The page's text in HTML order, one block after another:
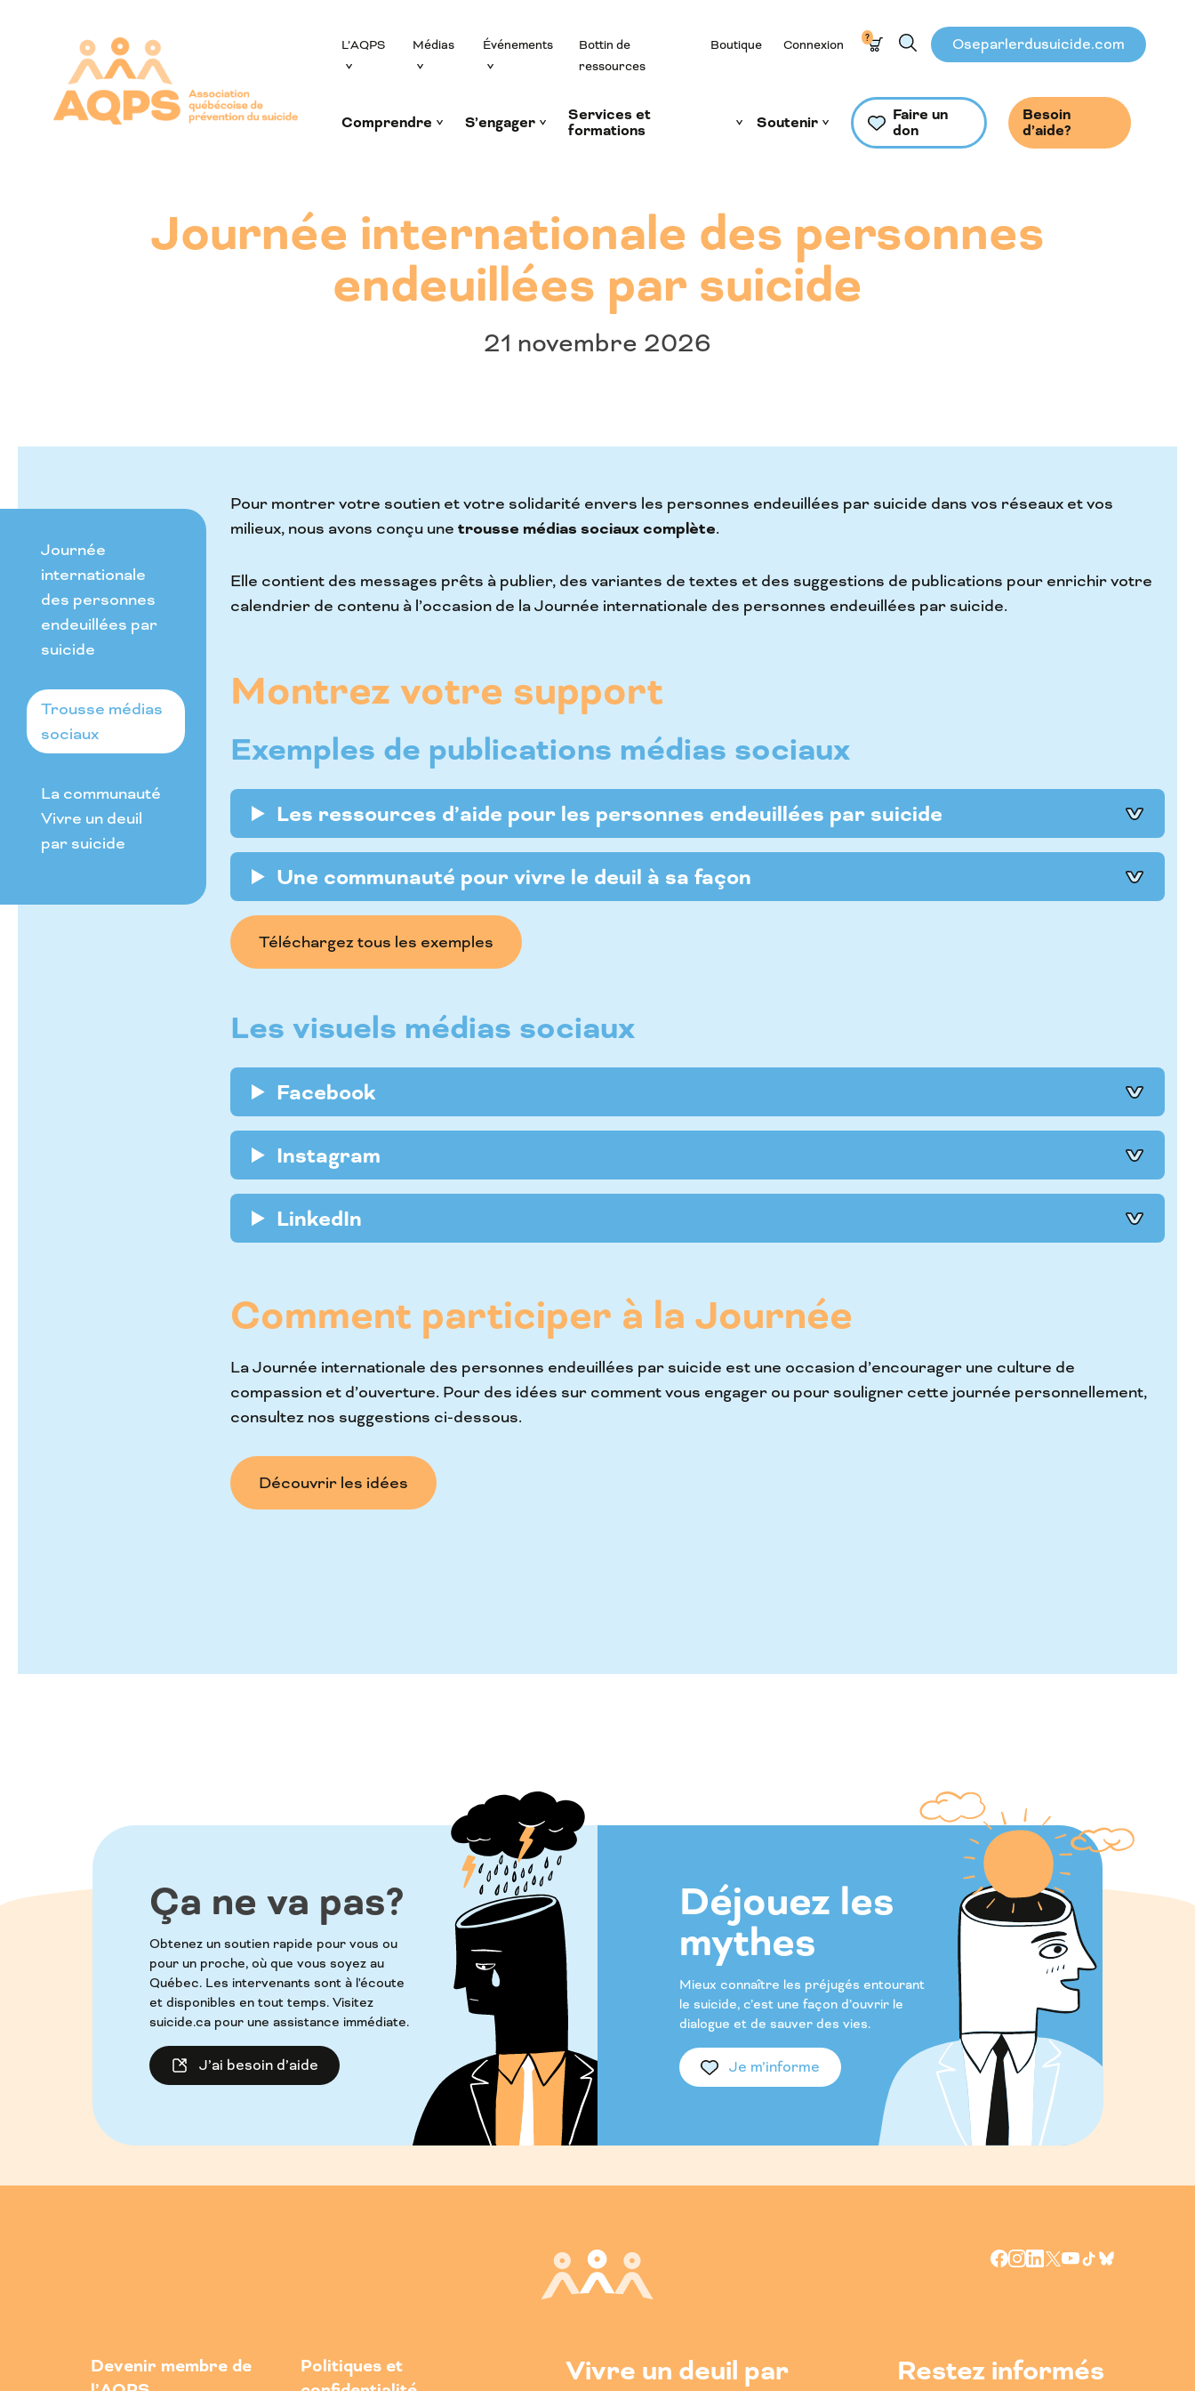
L’AQPS Médias Événements
Bottin de
ressources
Boutique Connexion ? Oseparlerdusuicide.com
Comprendre S’engager
Services et
formations
Soutenir
Faire un
don
Besoin
d’aide?
Journée internationale des personnes
endeuillées par suicide
21 novembre 2026
Journée
internationale
des personnes
endeuillées par
suicide
Trousse médias
sociaux
La communauté
Vivre un deuil
par suicide
Pour montrer votre soutien et votre solidarité envers les personnes endeuillées par suicide dans vos réseaux et vos
milieux, nous avons conçu une trousse médias sociaux complète.
Elle contient des messages prêts à publier, des variantes de textes et des suggestions de publications pour enrichir votre
calendrier de contenu à l’occasion de la Journée internationale des personnes endeuillées par suicide.
Montrez votre support
Exemples de publications médias sociaux
Les ressources d’aide pour les personnes endeuillées par suicide
Une communauté pour vivre le deuil à sa façon
Téléchargez tous les exemples
Les visuels médias sociaux
Facebook
Instagram
LinkedIn
Comment participer à la Journée
La Journée internationale des personnes endeuillées par suicide est une occasion d’encourager une culture de
compassion et d’ouverture. Pour des idées sur comment vous engager ou pour souligner cette journée personnellement,
consultez nos suggestions ci-dessous.
Découvrir les idées
Ça ne va pas?
Obtenez un soutien rapide pour vous ou
pour un proche, où que vous soyez au
Québec. Les intervenants sont à l'écoute
et disponibles en tout temps. Visitez
suicide.ca pour une assistance immédiate.
J’ai besoin d’aide
Déjouez les
mythes
Mieux connaître les préjugés entourant
le suicide, c’est une façon d’ouvrir le
dialogue et de sauver des vies.
Je m’informe
Devenir membre de
Politiques et
Vivre un deuil par
Restez informés